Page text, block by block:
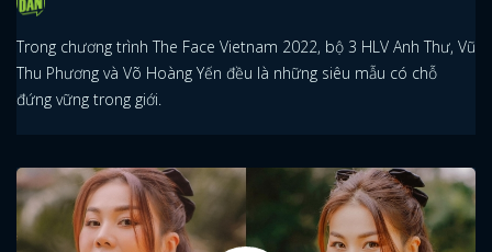
Trong chương trình The Face Vietnam 2022, bộ 3 HLV Anh Thư, Vũ
Thu Phương và Võ Hoàng Yến đều là những siêu mẫu có chỗ
đứng vững trong giới.